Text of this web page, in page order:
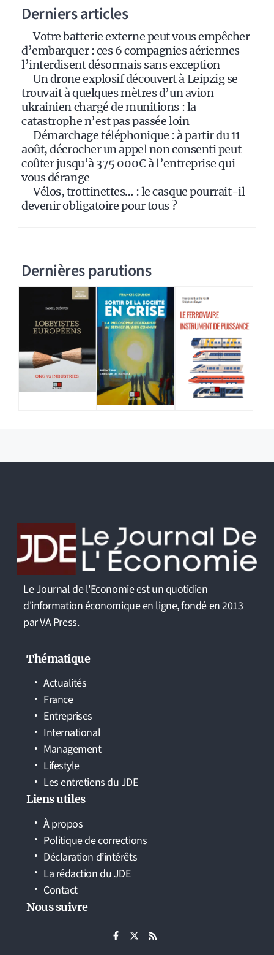
Derniers articles
Votre batterie externe peut vous empêcher
d’embarquer : ces 6 compagnies aériennes
l’interdisent désormais sans exception
Un drone explosif découvert à Leipzig se
trouvait à quelques mètres d’un avion
ukrainien chargé de munitions : la
catastrophe n’est pas passée loin
Démarchage téléphonique : à partir du 11
août, décrocher un appel non consenti peut
coûter jusqu’à 375 000€ à l’entreprise qui
vous dérange
Vélos, trottinettes… : le casque pourrait-il
devenir obligatoire pour tous ?
Dernières parutions
Le Journal de l'Economie est un quotidien
d'information économique en ligne, fondé en 2013
par VA Press.
Thématique
Actualités
France
Entreprises
International
Management
Lifestyle
Les entretiens du JDE
Liens utiles
À propos
Politique de corrections
Déclaration d’intérêts
La rédaction du JDE
Contact
Nous suivre